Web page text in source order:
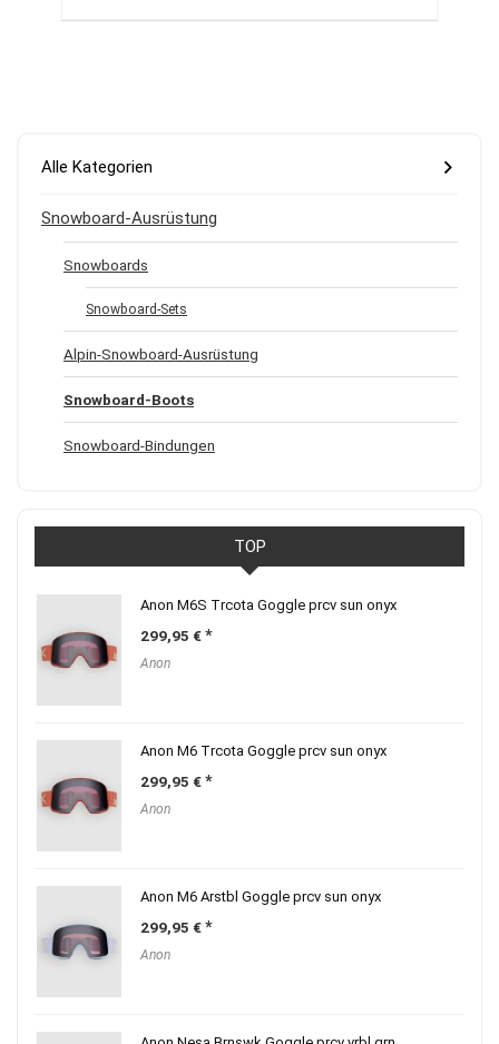
Alle Kategorien
Snowboard-Ausrüstung
Snowboards
Snowboard-Sets
Alpin-Snowboard-Ausrüstung
Snowboard-Boots
Snowboard-Bindungen
TOP
Anon M6S Trcota Goggle prcv sun onyx
299,95 €
Anon
Anon M6 Trcota Goggle prcv sun onyx
299,95 €
Anon
Anon M6 Arstbl Goggle prcv sun onyx
299,95 €
Anon